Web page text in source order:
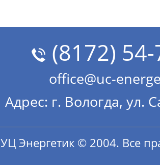
(8172)
office@uc-
Адрес: г. Вологда, ул.
УЦ Энергетик © 2004. Все